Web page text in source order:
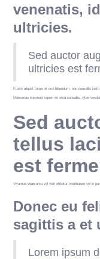
venenatis,
ultricies.
Sed auctor
ultricies est
Fusce aliquet turpis at orci bibendum, non convallis justo
Maecenas euismod sapien eu arcu convallis, vitae
Sed
tellus
est
Vivamus vitae arcu vel velit efficitur vestibulum vel in
Donec eu
sagittis a et
Lorem ipsum